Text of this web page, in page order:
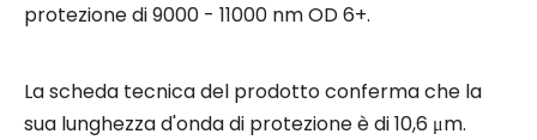
protezione di 9000 - 11000 nm OD 6+.
La scheda tecnica del prodotto conferma che la
sua lunghezza d'onda di protezione è di 10,6 μm.